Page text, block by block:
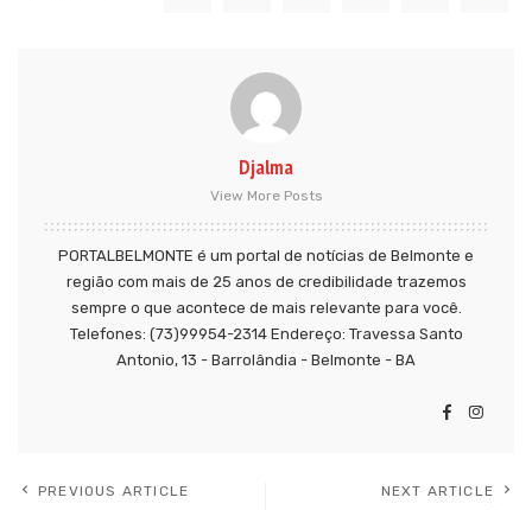
Djalma
View More Posts
PORTALBELMONTE é um portal de notícias de Belmonte e
região com mais de 25 anos de credibilidade trazemos
sempre o que acontece de mais relevante para você.
Telefones: (73)99954-2314 Endereço: Travessa Santo
Antonio, 13 - Barrolândia - Belmonte - BA
PREVIOUS ARTICLE NEXT ARTICLE